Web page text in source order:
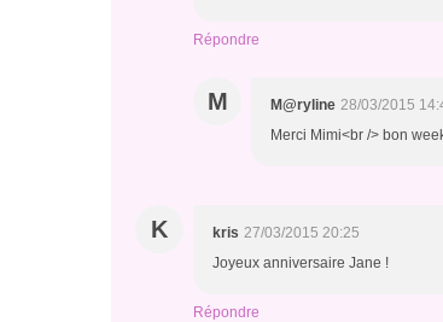
Répondre
M M@ryline 28/03/2015
Merci Mimi<br /> bon
K kris 27/03/2015 20:25
Joyeux anniversaire Jane !
Répondre